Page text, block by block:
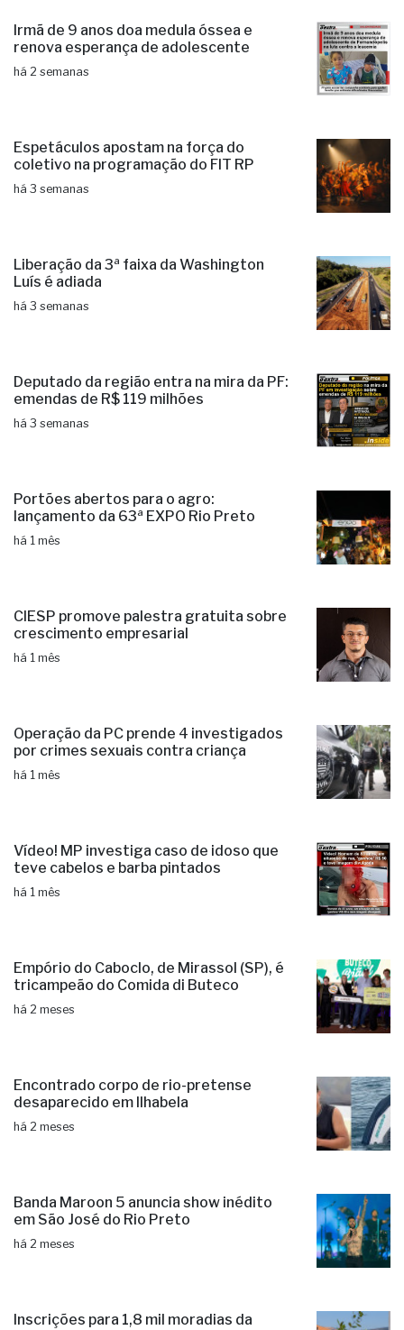
Irmã de 9 anos doa medula óssea e
renova esperança de adolescente
há 2 semanas
Espetáculos apostam na força do
coletivo na programação do FIT RP
há 3 semanas
Liberação da 3ª faixa da Washington
Luís é adiada
há 3 semanas
Deputado da região entra na mira da PF:
emendas de R$ 119 milhões
há 3 semanas
Portões abertos para o agro:
lançamento da 63ª EXPO Rio Preto
há 1 mês
CIESP promove palestra gratuita sobre
crescimento empresarial
há 1 mês
Operação da PC prende 4 investigados
por crimes sexuais contra criança
há 1 mês
Vídeo! MP investiga caso de idoso que
teve cabelos e barba pintados
há 1 mês
Empório do Caboclo, de Mirassol (SP), é
tricampeão do Comida di Buteco
há 2 meses
Encontrado corpo de rio-pretense
desaparecido em Ilhabela
há 2 meses
Banda Maroon 5 anuncia show inédito
em São José do Rio Preto
há 2 meses
Inscrições para 1,8 mil moradias da